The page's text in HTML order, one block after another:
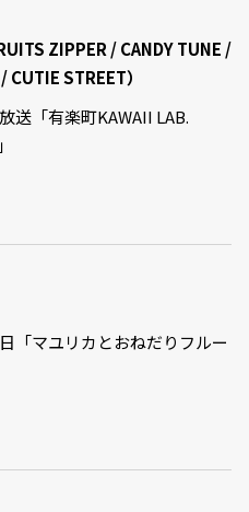
ZIPPER / CANDY TUNE /
CUTIE STREET）
送「有楽町KAWAII LAB.
「マユリカとおねだりフルー